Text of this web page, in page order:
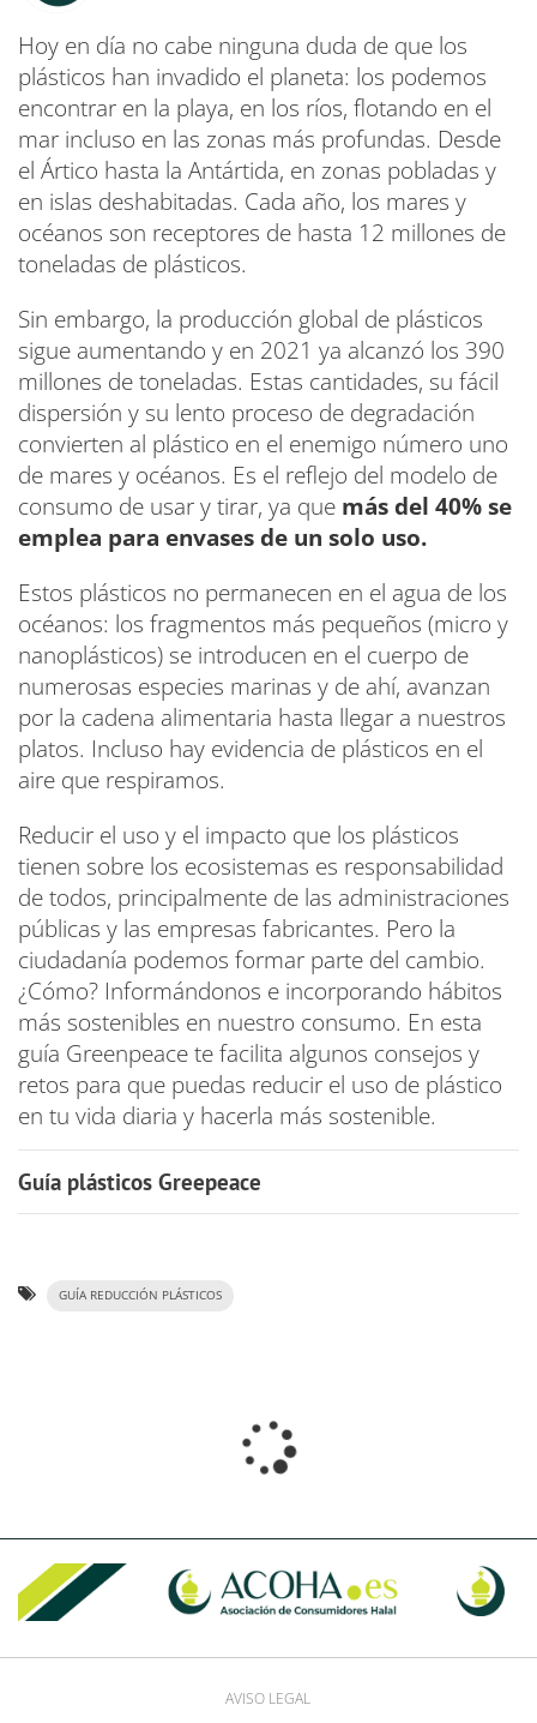
Hoy en día no cabe ninguna duda de que los
plásticos han invadido el planeta: los podemos
encontrar en la playa, en los ríos, flotando en el
mar incluso en las zonas más profundas. Desde
el Ártico hasta la Antártida, en zonas pobladas y
en islas deshabitadas. Cada año, los mares y
océanos son receptores de hasta 12 millones de
toneladas de plásticos.
Sin embargo, la producción global de plásticos
sigue aumentando y en 2021 ya alcanzó los 390
millones de toneladas. Estas cantidades, su fácil
dispersión y su lento proceso de degradación
convierten al plástico en el enemigo número uno
de mares y océanos. Es el reflejo del modelo de
consumo de usar y tirar, ya que más del 40% se
emplea para envases de un solo uso.
Estos plásticos no permanecen en el agua de los
océanos: los fragmentos más pequeños (micro y
nanoplásticos) se introducen en el cuerpo de
numerosas especies marinas y de ahí, avanzan
por la cadena alimentaria hasta llegar a nuestros
platos. Incluso hay evidencia de plásticos en el
aire que respiramos.
Reducir el uso y el impacto que los plásticos
tienen sobre los ecosistemas es responsabilidad
de todos, principalmente de las administraciones
públicas y las empresas fabricantes. Pero la
ciudadanía podemos formar parte del cambio.
¿Cómo? Informándonos e incorporando hábitos
más sostenibles en nuestro consumo. En esta
guía Greenpeace te facilita algunos consejos y
retos para que puedas reducir el uso de plástico
en tu vida diaria y hacerla más sostenible.
Guía plásticos Greepeace
GUÍA REDUCCIÓN PLÁSTICOS
AVISO LEGAL